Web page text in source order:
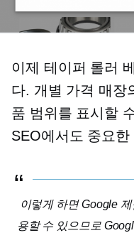
이제 테이퍼 롤러
다. 개별 가격 매장
품 범위를 표시할
SEO에서도 중요
이렇게 하면 Google
용할 수 있으므로